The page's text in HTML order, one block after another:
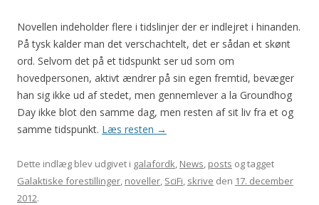
Novellen indeholder flere i tidslinjer der er indlejret i hinanden.
På tysk kalder man det verschachtelt, det er sådan et skønt
ord. Selvom det på et tidspunkt ser ud som om
hovedpersonen, aktivt ændrer på sin egen fremtid, bevæger
han sig ikke ud af stedet, men gennemlever a la Groundhog
Day ikke blot den samme dag, men resten af sit liv fra et og
samme tidspunkt. Læs resten →
Dette indlæg blev udgivet i galafordk, News, posts og tagget
Galaktiske forestillinger, noveller, SciFi, skrive den 17. december
2012.